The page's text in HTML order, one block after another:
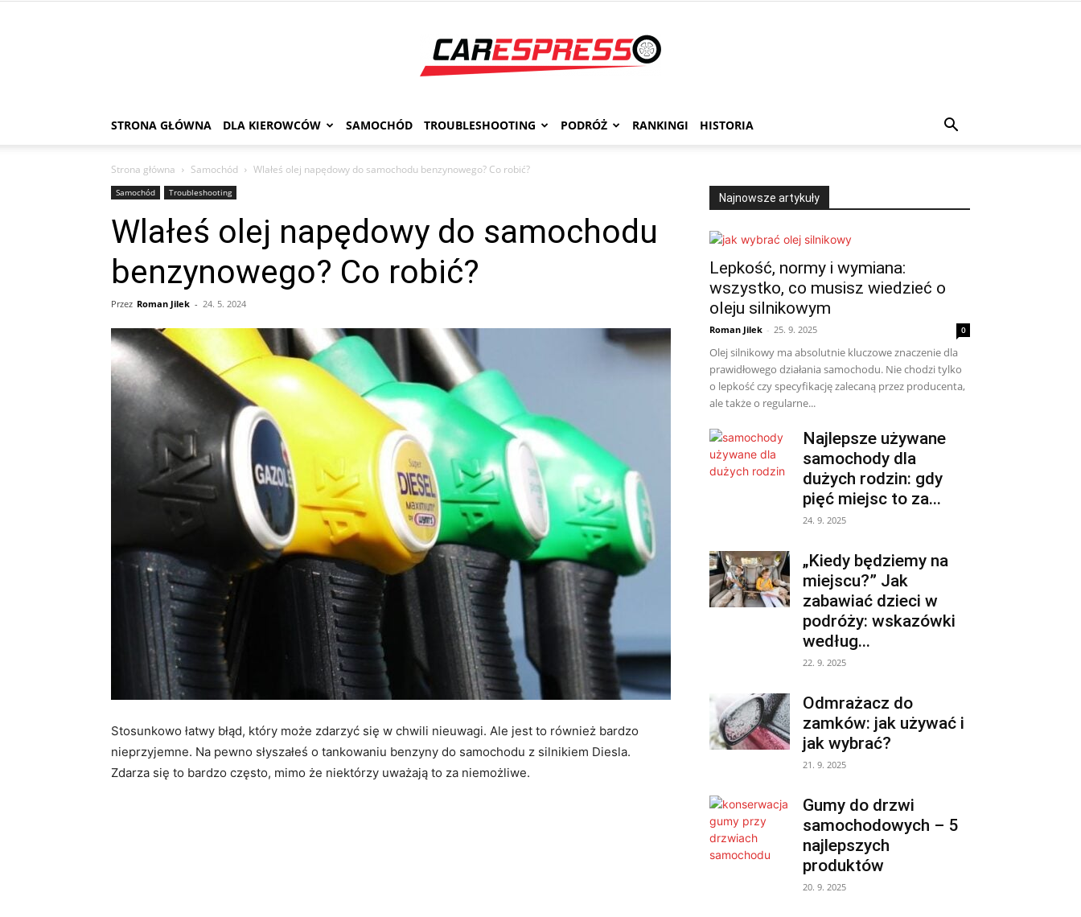
Carespresso
STRONA GŁÓWNA DLA KIEROWCÓW SAMOCHÓD TROUBLESHOOTING PODRÓŻ RANKINGI HISTORIA
Strona główna Samochód Wlałeś olej napędowy do samochodu benzynowego? Co robić?
Samochód Troubleshooting
Wlałeś olej napędowy do samochodu
benzynowego? Co robić?
Przez Roman Jilek - 24. 5. 2024
Stosunkowo łatwy błąd, który może zdarzyć się w chwili nieuwagi. Ale jest to również bardzo
nieprzyjemne. Na pewno słyszałeś o tankowaniu benzyny do samochodu z silnikiem Diesla.
Zdarza się to bardzo często, mimo że niektórzy uważają to za niemożliwe.
Najnowsze artykuły
Lepkość, normy i wymiana:
wszystko, co musisz wiedzieć o
oleju silnikowym
Roman Jilek - 25. 9. 2025 0
Olej silnikowy ma absolutnie kluczowe znaczenie dla
prawidłowego działania samochodu. Nie chodzi tylko
o lepkość czy specyfikację zalecaną przez producenta,
ale także o regularne...
Najlepsze używane
samochody dla
dużych rodzin: gdy
pięć miejsc to za...
24. 9. 2025
„Kiedy będziemy na
miejscu?” Jak
zabawiać dzieci w
podróży: wskazówki
według...
22. 9. 2025
Odmrażacz do
zamków: jak używać i
jak wybrać?
21. 9. 2025
Gumy do drzwi
samochodowych – 5
najlepszych
produktów
20. 9. 2025